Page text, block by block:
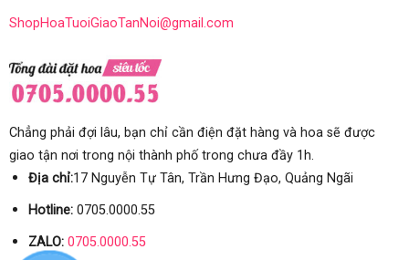
ShopHoaTuoiGiaoTanNoi@gmail.com
Chẳng phải đợi lâu, bạn chỉ cần điện đặt hàng và hoa sẽ được
giao tận nơi trong nội thành phố trong chưa đầy 1h.
Địa chỉ:17 Nguyễn Tự Tân, Trần Hưng Đạo, Quảng Ngãi
Hotline:0705.0000.55
ZALO: 0705.0000.55